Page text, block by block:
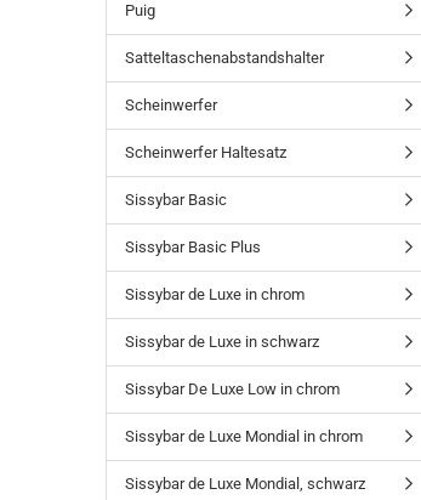
Puig
Satteltaschenabstandshalter
Scheinwerfer
Scheinwerfer Haltesatz
Sissybar Basic
Sissybar Basic Plus
Sissybar de Luxe in chrom
Sissybar de Luxe in schwarz
Sissybar De Luxe Low in chrom
Sissybar de Luxe Mondial in chrom
Sissybar de Luxe Mondial, schwarz